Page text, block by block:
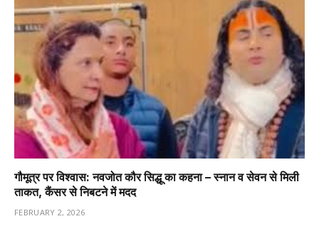
गौमूत्र पर विश्वास: नवजोत कौर सिद्धू का कहना – स्नान व सेवन से मिली
ताकत, कैंसर से निबटने में मदद
FEBRUARY 2, 2026